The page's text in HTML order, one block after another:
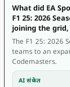
What did EA
F1 25: 2026
joining the
The F1 25: 2026
teams to an
Codemasters.
AI संकेत